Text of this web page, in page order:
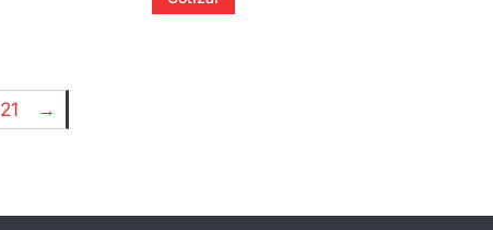
21 →